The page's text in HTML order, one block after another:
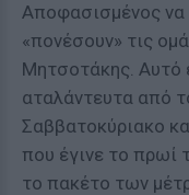
Αποφασισμένος
«πονέσουν» τις
Μητσοτάκης. Αυτό
αταλάντευτα από
Σαββατοκύριακο
που έγινε το πρωί
το πακέτο των